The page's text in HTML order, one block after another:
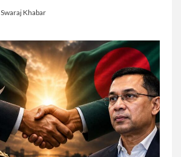
Swaraj Khabar